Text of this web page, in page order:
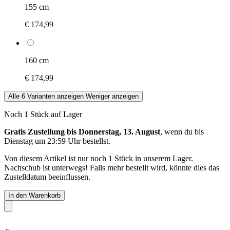
155 cm
€ 174,99
160 cm
€ 174,99
Alle 6 Varianten anzeigen Weniger anzeigen
Noch 1 Stück auf Lager
Gratis Zustellung bis Donnerstag, 13. August, wenn du bis
Dienstag um 23:59 Uhrbestellst.
Von diesem Artikel ist nur noch 1 Stück in unserem Lager.
Nachschub ist unterwegs! Falls mehr bestellt wird, könnte dies das
Zustelldatum beeinflussen.
In den Warenkorb